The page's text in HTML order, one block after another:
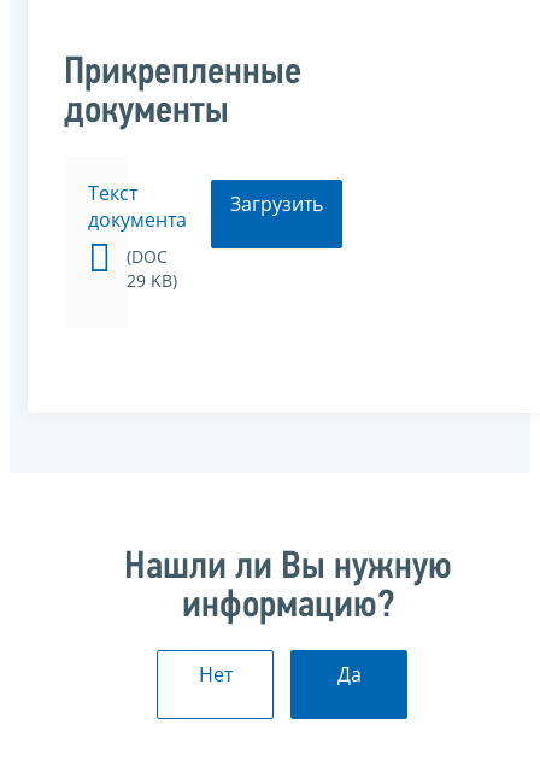
Прикрепленные
документы
Текст
документа
(DOC
29 KB)
Загрузить
Нашли ли Вы нужную
информацию?
Нет Да